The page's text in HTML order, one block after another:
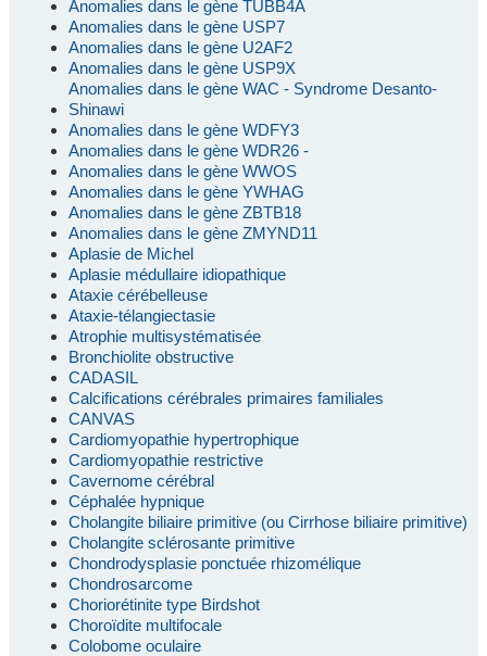
Anomalies dans le gène TUBB4A
Anomalies dans le gène USP7
Anomalies dans le gène U2AF2
Anomalies dans le gène USP9X
Anomalies dans le gène WAC - Syndrome Desanto-
Shinawi
Anomalies dans le gène WDFY3
Anomalies dans le gène WDR26 -
Anomalies dans le gène WWOS
Anomalies dans le gène YWHAG
Anomalies dans le gène ZBTB18
Anomalies dans le gène ZMYND11
Aplasie de Michel
Aplasie médullaire idiopathique
Ataxie cérébelleuse
Ataxie-télangiectasie
Atrophie multisystématisée
Bronchiolite obstructive
CADASIL
Calcifications cérébrales primaires familiales
CANVAS
Cardiomyopathie hypertrophique
Cardiomyopathie restrictive
Cavernome cérébral
Céphalée hypnique
Cholangite biliaire primitive (ou Cirrhose biliaire primitive)
Cholangite sclérosante primitive
Chondrodysplasie ponctuée rhizomélique
Chondrosarcome
Choriorétinite type Birdshot
Choroïdite multifocale
Colobome oculaire